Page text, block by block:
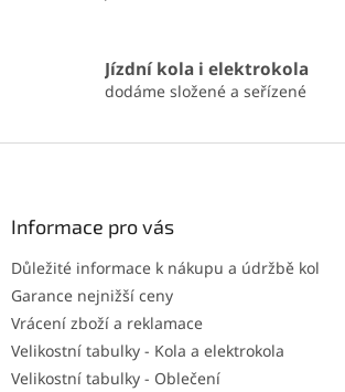
Jízdní kola i elektrokola
dodáme složené a seřízené
Informace pro vás
Důležité informace k nákupu a údržbě kol
Garance nejnižší ceny
Vrácení zboží a reklamace
Velikostní tabulky - Kola a elektrokola
Velikostní tabulky - Oblečení